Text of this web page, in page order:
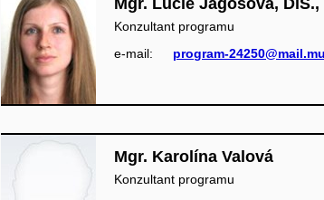
Konzultant programu
e‑mail:
program-
Mgr. Karolína Valová
Konzultant programu